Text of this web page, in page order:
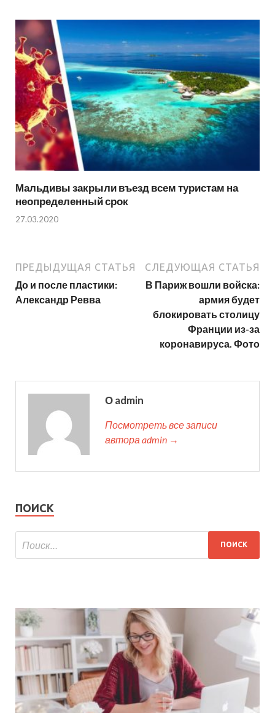
Мальдивы закрыли въезд всем туристам на
неопределенный срок
27.03.2020
ПРЕДЫДУЩАЯ СТАТЬЯ
До и после пластики:
Александр Ревва
СЛЕДУЮЩАЯ СТАТЬЯ
В Париж вошли войска:
армия будет
блокировать столицу
Франции из-за
коронавируса. Фото
О admin
Посмотреть все записи
автора admin →
ПОИСК